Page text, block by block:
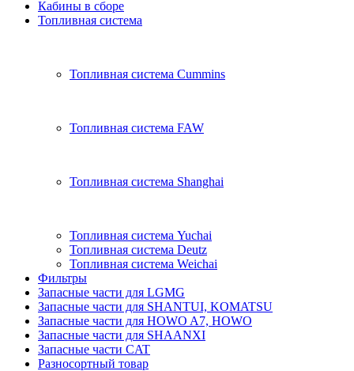
Кабины в сборе
Топливная система
Топливная система Cummins
Топливная система FAW
Топливная система Shanghai
Топливная система Yuchai
Топливная система Deutz
Топливная система Weichai
Фильтры
Запасные части для LGMG
Запасные части для SHANTUI, KOMATSU
Запасные части для HOWO A7, HOWO
Запасные части для SHAANXI
Запасные части CAT
Разносортный товар